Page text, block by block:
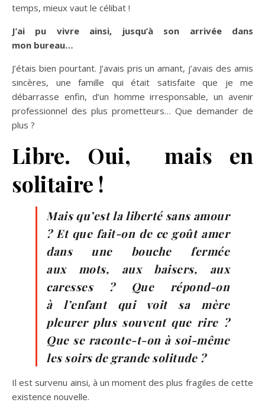
temps, mieux vaut le célibat !
J’ai pu vivre ainsi, jusqu’à son arrivée dans
mon bureau…
J’étais bien pourtant. J’avais pris un amant, j’avais des amis
sincères, une famille qui était satisfaite que je me
débarrasse enfin, d’un homme irresponsable, un avenir
professionnel des plus prometteurs… Que demander de
plus ?
Libre. Oui, mais en
solitaire !
Mais qu’est la liberté sans amour
? Et que fait-on de ce goût amer
dans une bouche fermée
aux mots, aux baisers, aux
caresses ? Que répond-on
à l’enfant qui voit sa mère
pleurer plus souvent que rire ?
Que se raconte-t-on à soi-même
les soirs de grande solitude ?
Il est survenu ainsi, à un moment des plus fragiles de cette
existence nouvelle.